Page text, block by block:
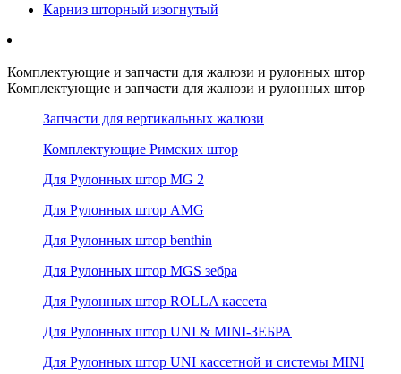
Карниз шторный изогнутый
Комплектующие и запчасти для жалюзи и рулонных штор
Комплектующие и запчасти для жалюзи и рулонных штор
Запчасти для вертикальных жалюзи
Комплектующие Римских штор
Для Рулонных штор MG 2
Для Рулонных штор AMG
Для Рулонных штор benthin
Для Рулонных штор MGS зебра
Для Рулонных штор ROLLA кассета
Для Рулонных штор UNI & MINI-ЗЕБРА
Для Рулонных штор UNI кассетной и системы MINI